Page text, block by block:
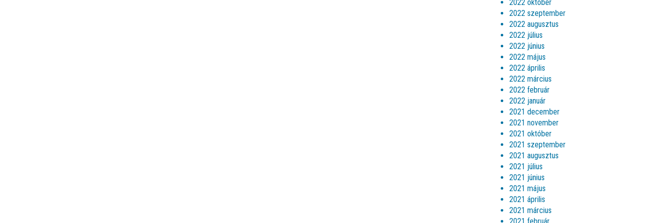
2022 október
2022 szeptember
2022 augusztus
2022 július
2022 június
2022 május
2022 április
2022 március
2022 február
2022 január
2021 december
2021 november
2021 október
2021 szeptember
2021 augusztus
2021 július
2021 június
2021 május
2021 április
2021 március